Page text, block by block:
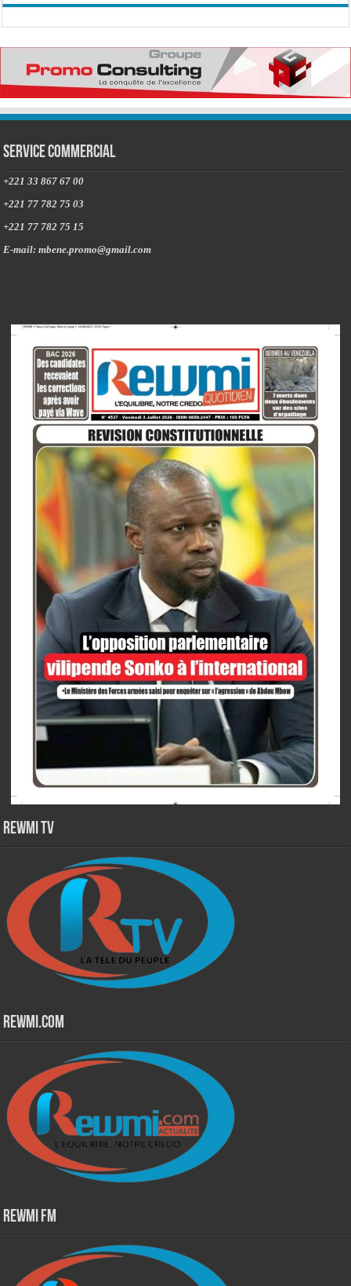
Service commercial
+221 33 867 67 00
+221 77 782 75 03
+221 77 782 75 15
E-mail: mbene.promo@gmail.com
Rewmi TV
Rewmi.Com
Rewmi Fm